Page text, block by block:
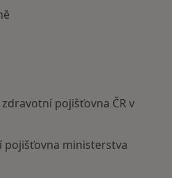
pojišťovna ČR v
ministerstva